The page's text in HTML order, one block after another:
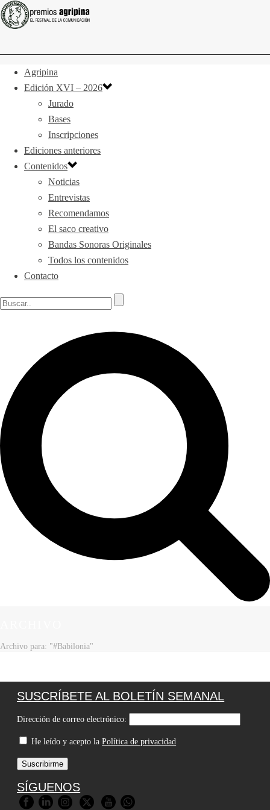
Agripina
Edición XVI – 2026
Jurado
Bases
Inscripciones
Ediciones anteriores
Contenidos
Noticias
Entrevistas
Recomendamos
El saco creativo
Bandas Sonoras Originales
Todos los contenidos
Contacto
Archivo para: "#Babilonia"
SUSCRÍBETE AL BOLETÍN SEMANAL
Dirección de correo electrónico:
He leído y acepto laPolítica de privacidad
SÍGUENOS